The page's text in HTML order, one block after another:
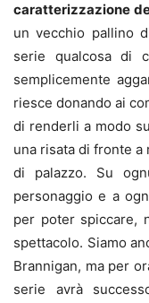
caratterizzazione
un vecchio pallino
serie qualcosa di
semplicemente
riesce donando ai
di renderli a modo
una risata di fronte a
di palazzo. Su
personaggio e a
per poter spiccare,
spettacolo. Siamo
Brannigan, ma per
serie avrà